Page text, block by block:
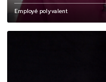
Employé polyvalent